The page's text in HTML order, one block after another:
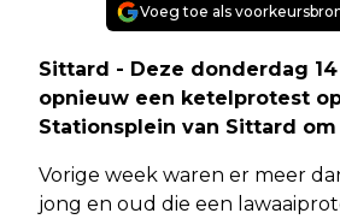
Voeg toe als
Sittard - Deze donderdag
opnieuw een ketelprotest
Stationsplein van Sittard om
Vorige week waren er meer
jong en oud die een